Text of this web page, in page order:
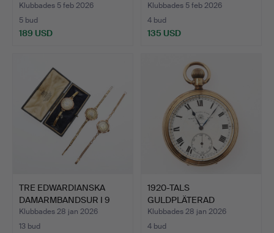
REPEATERV…
Klubbades 5 feb 2026
5 bud
189 USD
A…
Klubbades 5 feb 2026
4 bud
135 USD
TRE EDWARDIANSKA
DAMARMBANDSUR I 9
KARAT G…
Klubbades 28 jan 2026
13 bud
1920-TALS
GULDPLÄTERAD
NYCKELFRI, VINDÖPPE…
Klubbades 28 jan 2026
4 bud